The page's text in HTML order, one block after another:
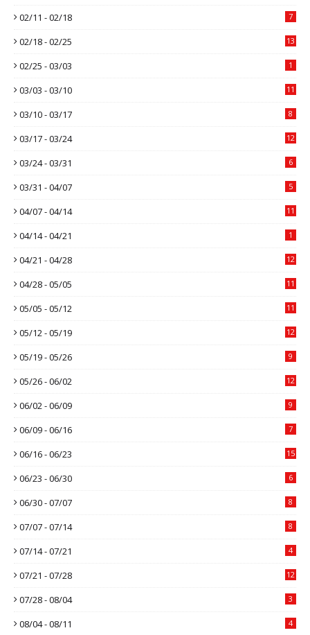
02/11 - 02/18 7
02/18 - 02/25 13
02/25 - 03/03 1
03/03 - 03/10 11
03/10 - 03/17 8
03/17 - 03/24 12
03/24 - 03/31 6
03/31 - 04/07 5
04/07 - 04/14 11
04/14 - 04/21 1
04/21 - 04/28 12
04/28 - 05/05 11
05/05 - 05/12 11
05/12 - 05/19 12
05/19 - 05/26 9
05/26 - 06/02 12
06/02 - 06/09 9
06/09 - 06/16 7
06/16 - 06/23 15
06/23 - 06/30 6
06/30 - 07/07 8
07/07 - 07/14 8
07/14 - 07/21 4
07/21 - 07/28 12
07/28 - 08/04 3
08/04 - 08/11 4